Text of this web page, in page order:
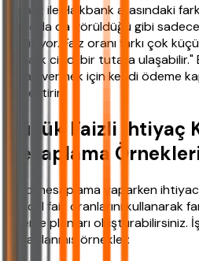
"Ziraat ile Halkbank arasındaki
tabloda da görüldüğü gibi
değişiyor. Faiz oranı farkı çok
bu fark ciddi bir tutara
kararı vermek için kendi ödeme
netleştirin.
Düşük Faizli İhtiyaç
Hesaplama
Kredi hesaplama yaparken
güncel faiz oranlarını kullanarak
ödeme planları
hesaplanmış örnekler: